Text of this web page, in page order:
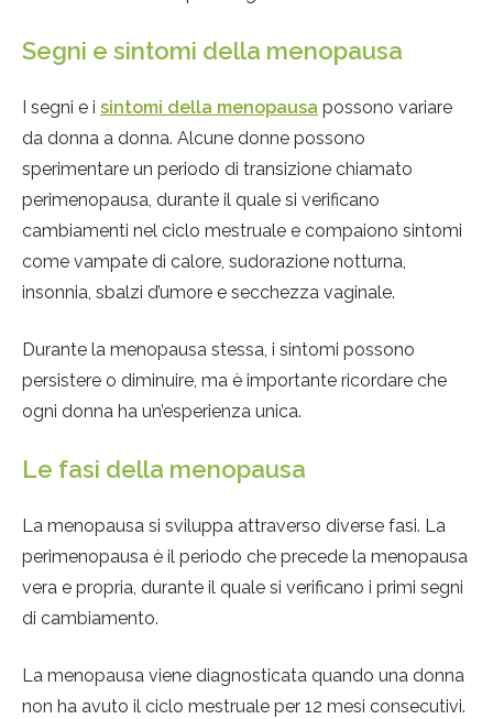
Segni e sintomi della menopausa
I segni e i sintomi della menopausa possono variare
da donna a donna. Alcune donne possono
sperimentare un periodo di transizione chiamato
perimenopausa, durante il quale si verificano
cambiamenti nel ciclo mestruale e compaiono sintomi
come vampate di calore, sudorazione notturna,
insonnia, sbalzi d’umore e secchezza vaginale.
Durante la menopausa stessa, i sintomi possono
persistere o diminuire, ma è importante ricordare che
ogni donna ha un’esperienza unica.
Le fasi della menopausa
La menopausa si sviluppa attraverso diverse fasi. La
perimenopausa è il periodo che precede la menopausa
vera e propria, durante il quale si verificano i primi segni
di cambiamento.
La menopausa viene diagnosticata quando una donna
non ha avuto il ciclo mestruale per 12 mesi consecutivi.